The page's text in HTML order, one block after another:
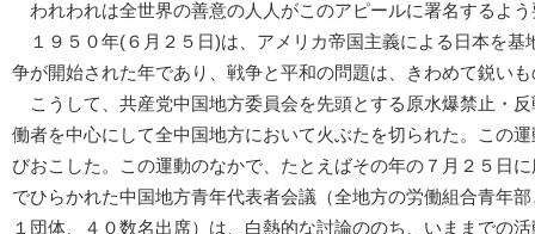
われわれは全世界の善意の人人がこのアピールに署名するよう
１９５０年(６月２５日)は、アメリカ帝国主義による日本を基
争が開始された年であり、戦争と平和の問題は、きわめて鋭い
こうして、共産党中国地方委員会を先頭とする原水爆禁止・
働者を中心にして全中国地方において火ぶたを切られた。この
びおこした。この運動のなかで、たとえばその年の７月２５日
でひらかれた中国地方青年代表者会議（全地方の労働組合青年
１団体、４０数名出席）は、白熱的な討論ののち、いままでの